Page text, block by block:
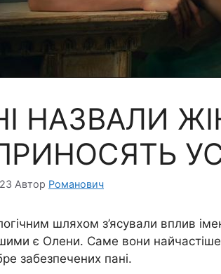
НАЗВАЛИ
Автор Романович
шляхом з’ясували вплив
є Олени. Саме вони найчастіше
забезпечених пані.